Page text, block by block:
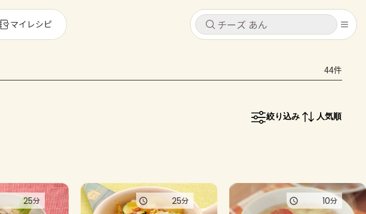
キャンセル
ログインするとレシピを保存できます
コンテンツ
キャンセル
レシピ コンテンツ
マイレシピ
44件
絞り込み 人気順
25分 25分 10分